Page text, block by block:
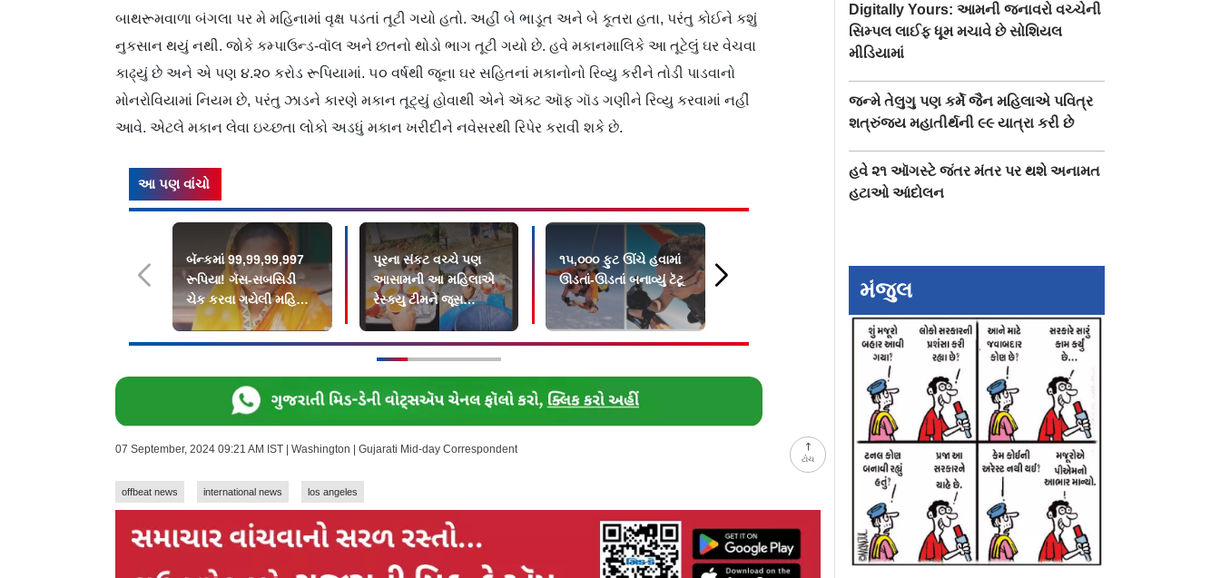
ટોચ
બાથરૂમવાળા બંગલા પર મે મહિનામાં વૃક્ષ પડતાં તૂટી ગયો હતો. અહીં બે ભાડૂત અને બે કૂતરા હતા, પરંતુ કોઈને કશું
નુકસાન થયું નથી. જોકે કમ્પાઉન્ડ-વૉલ અને છતનો થોડો ભાગ તૂટી ગયો છે. હવે મકાનમાલિકે આ તૂટેલું ઘર વેચવા
કાઢ્યું છે અને એ પણ ૪.૨૦ કરોડ રૂપિયામાં. ૫૦ વર્ષથી જૂના ઘર સહિતનાં મકાનોનો રિવ્યુ કરીને તોડી પાડવાનો
મોનરોવિયામાં નિયમ છે, પરંતુ ઝાડને કારણે મકાન તૂટ્યું હોવાથી એને ઍક્ટ ઑફ ગૉડ ગણીને રિવ્યુ કરવામાં નહીં
આવે. એટલે મકાન લેવા ઇચ્છતા લોકો અડધું મકાન ખરીદીને નવેસરથી રિપેર કરાવી શકે છે.
આ પણ વાંચો
બૅન્કમાં 99,99,99,997
રૂપિયા! ગૅસ-સબસિડી
ચેક કરવા ગયેલી મહિલા
ચોંકી
પૂરના સંકટ વચ્ચે પણ
આસામની આ મહિલાએ
રેસ્ક્યુ ટીમને જૂસ
પીવડાવી
૧૫,૦૦૦ ફુટ ઊંચે હવામાં
ઊડતાં-ઊડતાં બનાવ્યું ટૅટૂ
સુધી શ્વાસ રોકીને ૮૫ પુશ-
વળતર
07 September, 2024 09:21 AM IST | Washington | Gujarati Mid-day Correspondent
offbeat news international news los angeles
Digitally Yours: આમની જનાવરો વચ્ચેની
સિમ્પલ લાઈફ ધૂમ મચાવે છે સોશિયલ
મીડિયામાં
જન્મે તેલુગુ પણ કર્મે જૈન મહિલાએ પવિત્ર
શત્રુંજય મહાતીર્થની ૯૯ યાત્રા કરી છે
હવે ૨૧ ઑગસ્ટે જંતર મંતર પર થશે અનામત
હટાઓ આંદોલન
મંજુલ